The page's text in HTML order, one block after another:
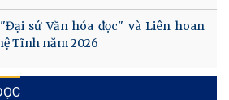
sứ Văn hóa đọc" và Liên hoan
Tĩnh năm 2026